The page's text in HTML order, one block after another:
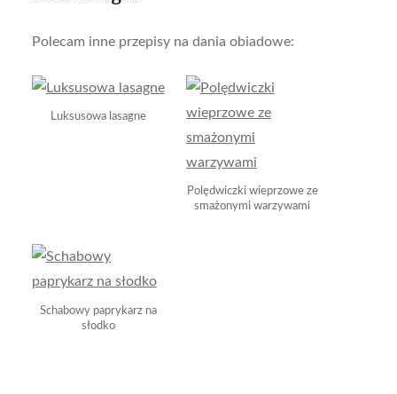
Polecam inne przepisy na dania obiadowe:
Luksusowa lasagne
Polędwiczki wieprzowe ze
smażonymi warzywami
Schabowy paprykarz na
słodko